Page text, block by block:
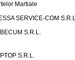
Martiale
SERVICE-COM
S.R.L.
S.R.L.